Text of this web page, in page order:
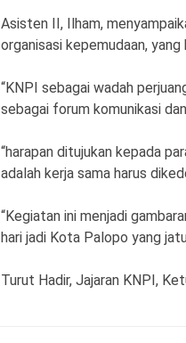
Asisten II, Ilham,
organisasi kepemudaan,
“KNPI sebagai wadah
sebagai forum komunikasi
“harapan ditujukan kepada
adalah kerja sama harus
“Kegiatan ini menjadi
hari jadi Kota Palopo yang
Turut Hadir, Jajaran KNPI,